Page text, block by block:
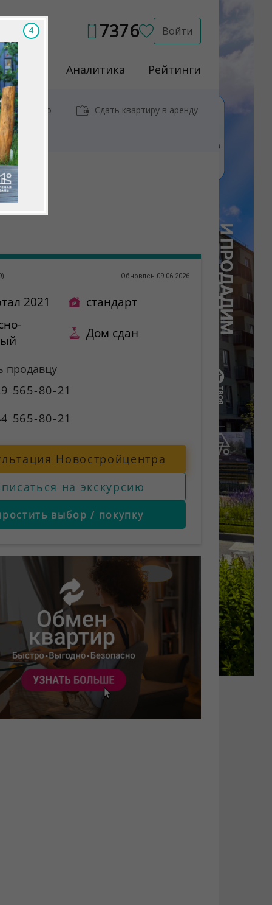
7376 Войти
Услуги Аналитика Рейтинги
у метро Сдать квартиру в аренду
) Обновлен 09.06.2026
2021
стандарт
Дом сдан
продавцу
565-80-21
565-80-21
Новостройцентра
на экскурсию
выбор / покупку
2